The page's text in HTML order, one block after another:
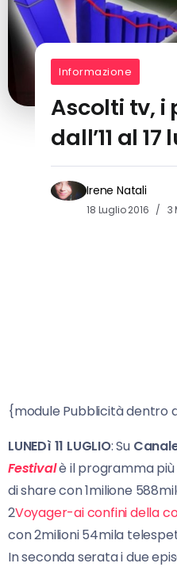
Informazione
Ascolti tv, i
dall’11 al
Irene Natali
18 Luglio 2016 3
{module Pubblicità dentro
LUNEDì 11 LUGLIO: Su
Festivalè il programma più
di share con 1milione
2Voyager-ai confini della
con 2milioni 54mila
In seconda serata i due